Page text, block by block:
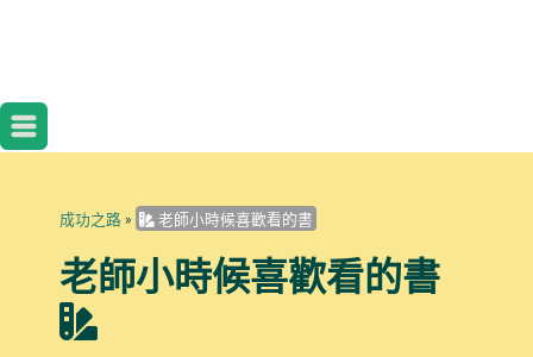
成功之路» 老師小時候喜歡看的書
老師小時候喜歡看的書